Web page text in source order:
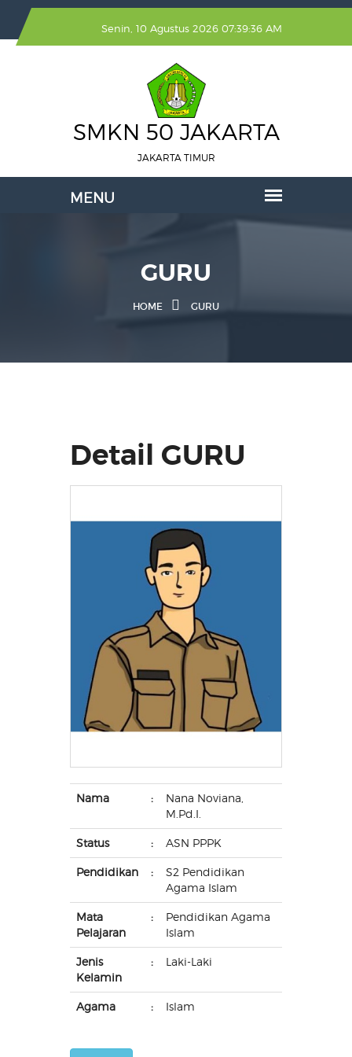
Senin, 10 Agustus 2026 07:39:36 AM
SMKN 50 JAKARTA
JAKARTA TIMUR
GURU
HOME GURU
Detail GURU
Nama :
Nana Noviana,
M.Pd.I.
Status : ASN PPPK
Pendidikan :
S2 Pendidikan
Agama Islam
Mata
Pelajaran
:
Pendidikan Agama
Islam
Jenis
Kelamin
: Laki-Laki
Agama : Islam